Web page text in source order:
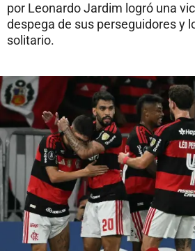
por Leonardo Jardim logró una
despega de sus perseguidores y
solitario.